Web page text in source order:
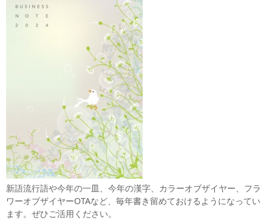
新語流行語や今年の一皿、今年の漢字、カラーオブザイヤー、フラ
ワーオブザイヤーOTAなど、毎年書き留めておけるようになってい
ます。ぜひご活用ください。